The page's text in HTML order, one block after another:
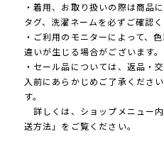
・着用、お取り扱いの際は商品
タグ、洗濯ネームを必ずご確認く
・ご利用のモニターによって、
違いが生じる場合がございます
・セール品については、返品・
入前にあらかじめご了承くださ
す。
詳しくは、ショップメニュー
送方法」をご覧ください。